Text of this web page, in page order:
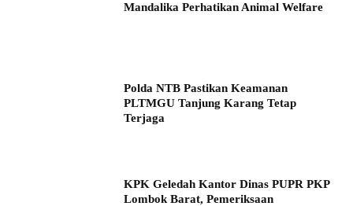
Mandalika Perhatikan Animal Welfare
Polda NTB Pastikan Keamanan
PLTMGU Tanjung Karang Tetap
Terjaga
KPK Geledah Kantor Dinas PUPR PKP
Lombok Barat, Pemeriksaan